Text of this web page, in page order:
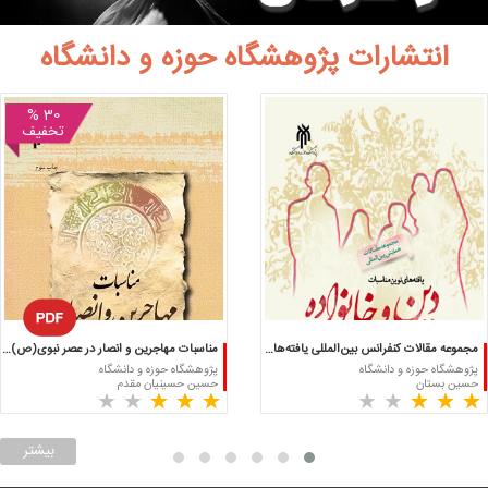
انتشارات پژوهشگاه حوزه و دانشگاه
مجموعه مقالات کنفرانس بین‌المللی یافته‌های نوین مناسبات دین و خانواده
پژوهشگاه حوزه و دانشگاه
حسین بستان
(*)
★
★
(*)
★
★
(*)
★
★
(
)
★
★
(
)
★
★
30 %
تخفیف
مناسبات مهاجرین و انصار در عصر نبوی(ص) «همدلی‌ها و رقابت‌ها»
پژوهشگاه حوزه و دانشگاه
حسین حسینیان مقدم
(*)
★
★
(*)
★
★
(*)
★
★
(
)
★
★
(
)
★
★
بیشتر